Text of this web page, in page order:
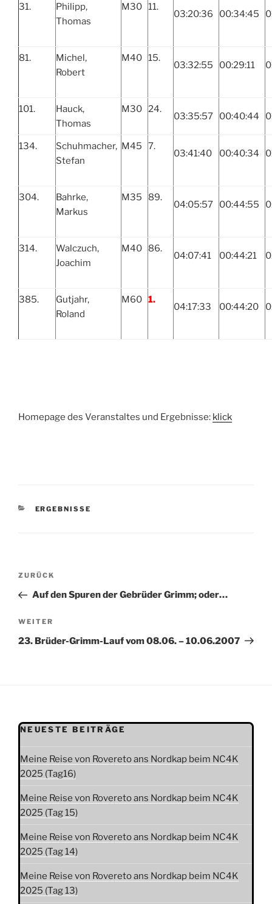
31.
Philipp,
Thomas
M30 11.
03:20:36 00:34:45
81.
Michel,
Robert
M40 15.
03:32:55 00:29:11
101.
Hauck,
Thomas
M30 24.
03:35:57 00:40:44
134.
Schuhmacher,
Stefan
M45 7.
03:41:40 00:40:34
304.
Bahrke,
Markus
M35 89.
04:05:57 00:44:55
314.
Walczuch,
Joachim
M40 86.
04:07:41 00:44:21
385.
Gutjahr,
Roland
M60 1.
04:17:33 00:44:20
Homepage des Veranstaltes und Ergebnisse: klick
KATEGORIEN
ERGEBNISSE
Beitragsnavigation
Vorheriger
Beitrag
ZURÜCK
Auf den Spuren der Gebrüder Grimm; oder…
Nächster
Beitrag
WEITER
23. Brüder-Grimm-Lauf vom 08.06. – 10.06.2007
NEUESTE BEITRÄGE
Meine Reise von Rovereto ans Nordkap beim NC4K
2025 (Tag16)
Meine Reise von Rovereto ans Nordkap beim NC4K
2025 (Tag 15)
Meine Reise von Rovereto ans Nordkap beim NC4K
2025 (Tag 14)
Meine Reise von Rovereto ans Nordkap beim NC4K
2025 (Tag 13)